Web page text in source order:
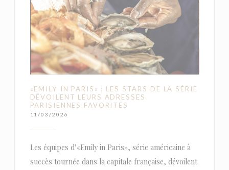
«EMILY IN PARIS» : LES STARS DE LA SÉRIE
DÉVOILENT LEURS ADRESSES
PARISIENNES FAVORITES
11/03/2026
Les équipes d’«Emily in Paris», série américaine à
succès tournée dans la capitale française, dévoilent